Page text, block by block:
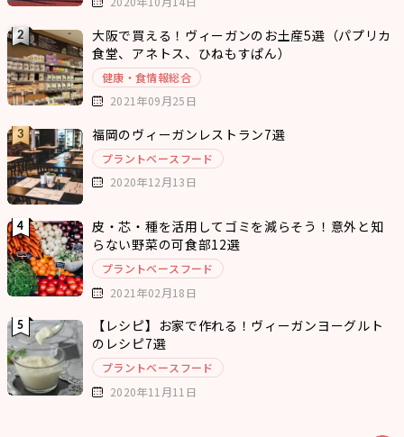
大阪で買える！ヴィーガンのお土産5選（パプリカ
食堂、アネトス、ひねもすぱん）
健康・食情報総合
2021年09月25日
福岡のヴィーガンレストラン7選
プラントベースフード
2020年12月13日
皮・芯・種を活用してゴミを減らそう！意外と知
らない野菜の可食部12選
プラントベースフード
2021年02月18日
【レシピ】お家で作れる！ヴィーガンヨーグルト
のレシピ7選
プラントベースフード
2020年11月11日